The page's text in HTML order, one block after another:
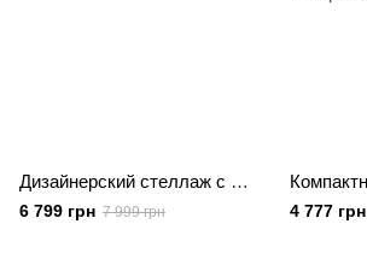
Дизайнерский стеллаж с декоративными элементами в стиле ЛОФТ
6 799 грн 7 999 грн 4 777 грн